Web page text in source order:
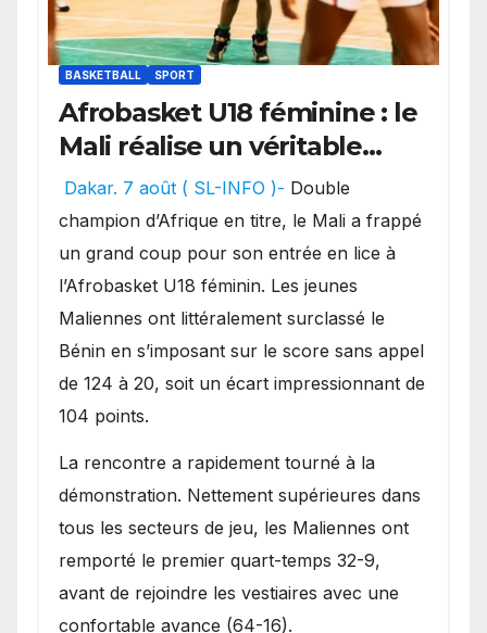
BASKETBALL SPORT
Afrobasket U18 féminine : le
Mali réalise un véritable
festival offensif et inflige
une lourde défaite au
Bénin.
Dakar. 7 août ( SL-INFO )- Double
champion d’Afrique en titre, le Mali a frappé
un grand coup pour son entrée en lice à
l’Afrobasket U18 féminin. Les jeunes
Maliennes ont littéralement surclassé le
Bénin en s’imposant sur le score sans appel
de 124 à 20, soit un écart impressionnant de
104 points.
La rencontre a rapidement tourné à la
démonstration. Nettement supérieures dans
tous les secteurs de jeu, les Maliennes ont
remporté le premier quart-temps 32-9,
avant de rejoindre les vestiaires avec une
confortable avance (64-16).